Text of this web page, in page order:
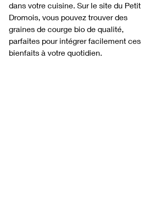
dans votre cuisine. Sur le site du Petit
Dromois, vous pouvez trouver des
graines de courge bio de qualité,
parfaites pour intégrer facilement ces
bienfaits à votre quotidien.